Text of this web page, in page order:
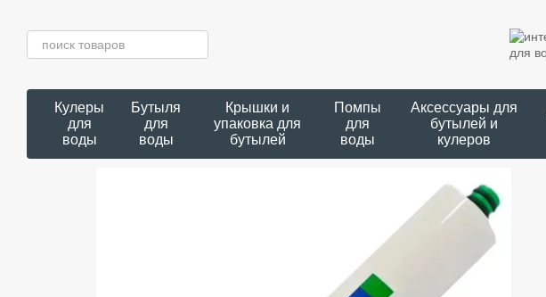
Кулеры
для
воды
Бутыля
для
воды
Крышки и
упаковка для
бутылей
Помпы
для
воды
Аксессуары для
бутылей и
кулеров